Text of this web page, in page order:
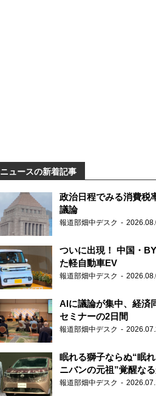
ニュースの新着記事
政治日程でみる消費税
議論
報道部畑中デスク
ついに出現！ 中国・
た軽自動車EV
報道部畑中デスク
AIに議論が集中、経済
セミナーの2日間
報道部畑中デスク
眠れる獅子ならぬ“眠
ニバンの元祖”覚醒なる
報道部畑中デスク